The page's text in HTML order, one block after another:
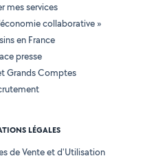
mes services
collaborative »
en France
presse
Grands Comptes
LÉGALES
de Vente et d'Utilisation